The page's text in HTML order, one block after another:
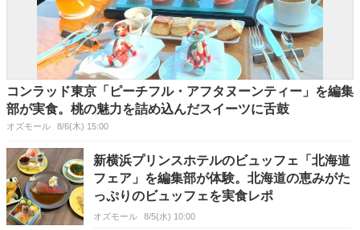
コンラッド東京「ピーチフル・アフタヌーンティー」を編集
部が実食。桃の魅力を詰め込んだスイーツに舌鼓
オズモール 8/6(木) 15:00
新横浜プリンスホテルのビュッフェ「北海道
フェア」を編集部が体験。北海道の恵みがた
っぷりのビュッフェを実食レポ
オズモール 8/5(水) 10:00